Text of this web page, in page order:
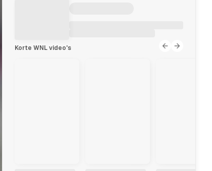
Korte WNL video's